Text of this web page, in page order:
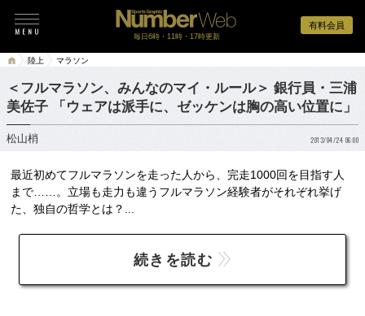
有料会員
毎日6時・11時・17時更新
陸上 マラソン
＜フルマラソン、みんなのマイ・ルール＞ 銀行員・三浦
美佐子 「ウェアは派手に、ゼッケンは胸の高い位置に」
松山梢 2013/04/24 06:00
最近初めてフルマラソンを走った人から、完走1000回を目指す人
まで……。立場も走力も違うフルマラソン経験者がそれぞれ挙げ
た、独自の哲学とは？...
続きを読む